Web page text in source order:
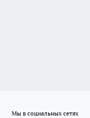
Мы в социальных сетях